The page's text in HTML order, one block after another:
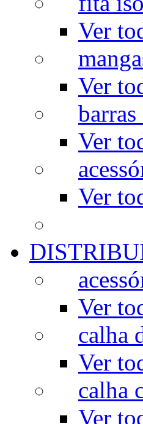
Ver
Ver
Ver
Ver
Ver
calha
Ver
calha
Ver